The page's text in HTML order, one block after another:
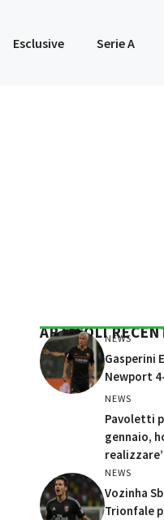
Esclusive Serie A
ARTICOLINEWS
Gasperini
Newport
NEWS
Pavoletti
gennaio,
realizzare’
NEWS
Vozinha
Trionfale